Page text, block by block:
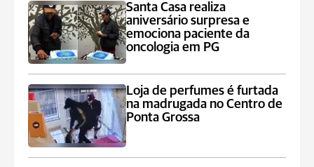
Santa Casa realiza
aniversário surpresa e
emociona paciente da
oncologia em PG
Loja de perfumes é furtada
na madrugada no Centro de
Ponta Grossa